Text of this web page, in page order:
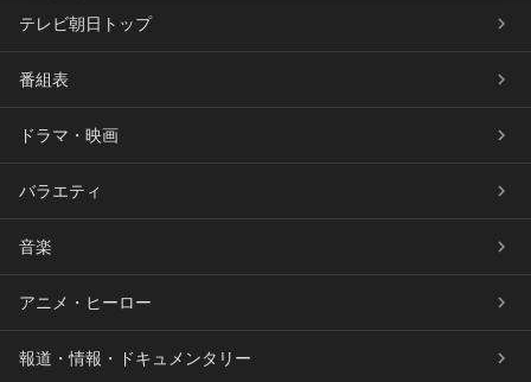
テレビ朝日トップ
番組表
ドラマ・映画
バラエティ
音楽
アニメ・ヒーロー
報道・情報・ドキュメンタリー